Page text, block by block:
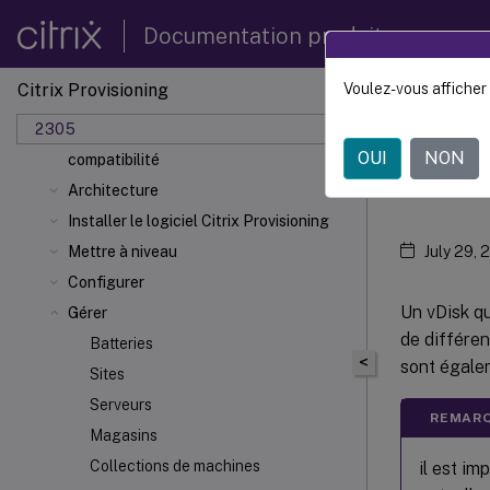
Documentation produit
Citrix Provisioning
2305
Configuration système requise et
compatibilité
Architecture
Installer le logiciel Citrix Provisioning
Mettre à niveau
Configurer
Gérer
Batteries
Sites
Serveurs
Magasins
Collections de machines
Citrix
<
July 29,
Un vDisk
de
sont
il est
Voulez-vous
OUI NON